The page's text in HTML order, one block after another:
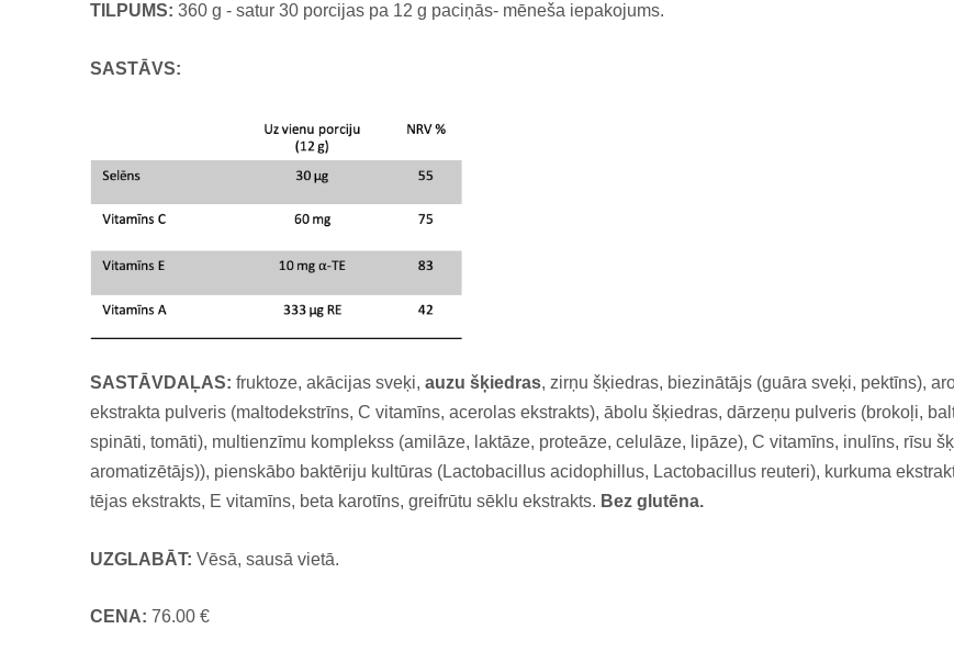
TILPUMS: 360 g - satur 30 porcijas pa 12 g paciņās- mēneša iepakojums.
SASTĀVS:
SASTĀVDAĻAS: fruktoze, akācijas sveķi, auzu šķiedras, zirņu šķiedras, biezinātājs (guāra sveķi, pektīns),
ekstrakta pulveris (maltodekstrīns, C vitamīns, acerolas ekstrakts), ābolu šķiedras, dārzeņu pulveris (brokoļi,
spināti, tomāti), multienzīmu komplekss (amilāze, laktāze, proteāze, celulāze, lipāze), C vitamīns, inulīns, rīsu
aromatizētājs)), pienskābo baktēriju kultūras (Lactobacillus acidophillus, Lactobacillus reuteri), kurkuma
tējas ekstrakts, E vitamīns, beta karotīns, greifrūtu sēklu ekstrakts. Bez glutēna.
UZGLABĀT: Vēsā, sausā vietā.
CENA: 76.00 €